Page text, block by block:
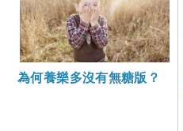
為何養樂多沒有無糖版？